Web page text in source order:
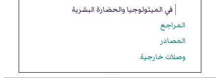
في الميثولوجيا والحضارة البشرية
المراجع
المصادر
وصلات خارجية